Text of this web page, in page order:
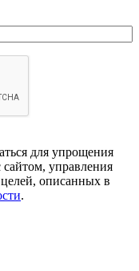
для упрощения
управления
описанных в
.